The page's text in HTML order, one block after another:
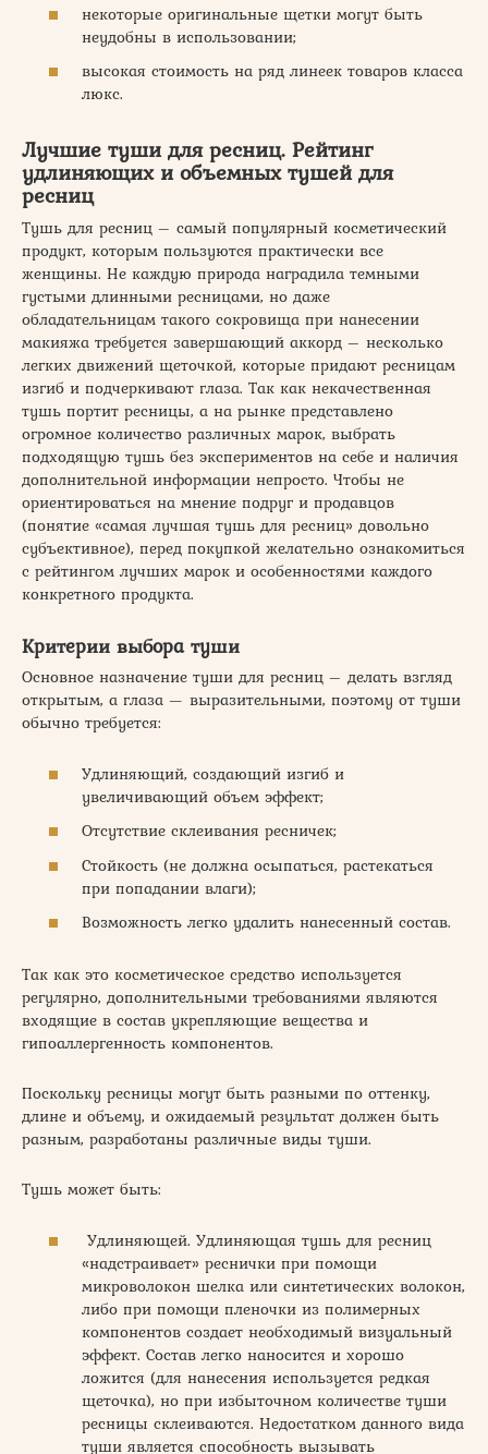
некоторые оригинальные щетки могут быть
неудобны в использовании;
высокая стоимость на ряд линеек товаров класса
люкс.
Лучшие туши для ресниц. Рейтинг
удлиняющих и объемных тушей для
ресниц
Тушь для ресниц – самый популярный косметический
продукт, которым пользуются практически все
женщины. Не каждую природа наградила темными
густыми длинными ресницами, но даже
обладательницам такого сокровища при нанесении
макияжа требуется завершающий аккорд – несколько
легких движений щеточкой, которые придают ресницам
изгиб и подчеркивают глаза. Так как некачественная
тушь портит ресницы, а на рынке представлено
огромное количество различных марок, выбрать
подходящую тушь без экспериментов на себе и наличия
дополнительной информации непросто. Чтобы не
ориентироваться на мнение подруг и продавцов
(понятие «самая лучшая тушь для ресниц» довольно
субъективное), перед покупкой желательно ознакомиться
с рейтингом лучших марок и особенностями каждого
конкретного продукта.
Критерии выбора туши
Основное назначение туши для ресниц – делать взгляд
открытым, а глаза — выразительными, поэтому от туши
обычно требуется:
Удлиняющий, создающий изгиб и
увеличивающий объем эффект;
Отсутствие склеивания ресничек;
Стойкость (не должна осыпаться, растекаться
при попадании влаги);
Возможность легко удалить нанесенный состав.
Так как это косметическое средство используется
регулярно, дополнительными требованиями являются
входящие в состав укрепляющие вещества и
гипоаллергенность компонентов.
Поскольку ресницы могут быть разными по оттенку,
длине и объему, и ожидаемый результат должен быть
разным, разработаны различные виды туши.
Тушь может быть:
Удлиняющей. Удлиняющая тушь для ресниц
«надстраивает» реснички при помощи
микроволокон шелка или синтетических волокон,
либо при помощи пленочки из полимерных
компонентов создает необходимый визуальный
эффект. Состав легко наносится и хорошо
ложится (для нанесения используется редкая
щеточка), но при избыточном количестве туши
ресницы склеиваются. Недостатком данного вида
туши является способность вызывать